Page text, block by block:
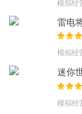
雷电
模拟经
迷你
模拟经